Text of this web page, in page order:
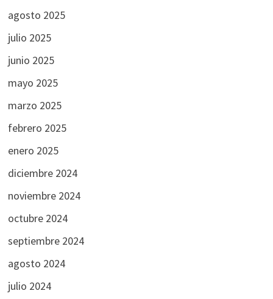
agosto 2025
julio 2025
junio 2025
mayo 2025
marzo 2025
febrero 2025
enero 2025
diciembre 2024
noviembre 2024
octubre 2024
septiembre 2024
agosto 2024
julio 2024